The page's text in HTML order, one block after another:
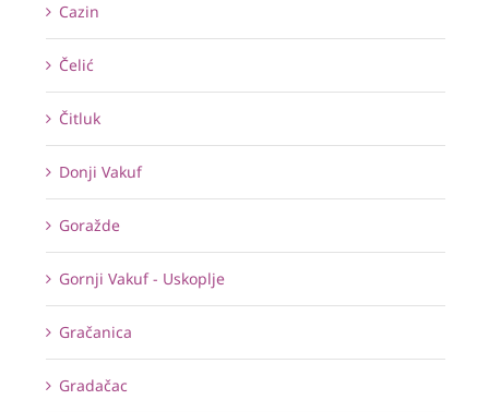
Cazin
Čelić
Čitluk
Donji Vakuf
Goražde
Gornji Vakuf - Uskoplje
Gračanica
Gradačac